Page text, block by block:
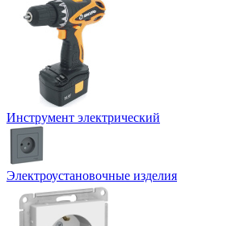
Инструмент электрический
Электроустановочные изделия